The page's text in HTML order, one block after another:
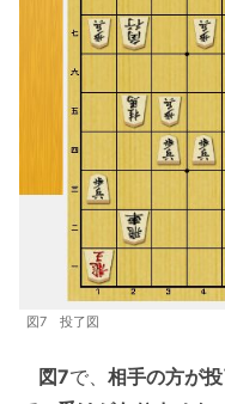
図7 投了図
図7で、 相手の方が